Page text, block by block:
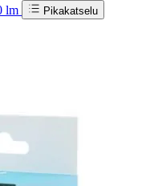
lm Pikakatselu